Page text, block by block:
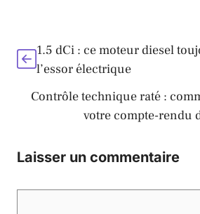
1.5 dCi : ce moteur diesel
l’essor électrique
Contrôle technique raté :
votre compte-rendu
Laisser un commentaire